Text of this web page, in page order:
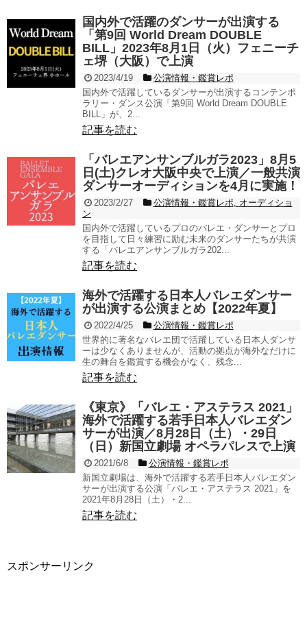
国内外で活躍のダンサーが出演する
「第9回 World Dream DOUBLE
BILL」2023年8月1日（火）フェニーチ
ェ堺（大阪）で上演
2023/4/19
公演情報・鑑賞レポ
国内外で活躍しているダンサーが出演するコンテンポ
ラリー・ダンス公演「第9回 World Dream DOUBLE
BILL」が、2...
記事を読む
「バレエアンサンブルガラ2023」8月5
日(土)クレオ大阪中央で上演／一般共演
ダンサーオーディションを4月に実施！
2023/2/27 公演情報・鑑賞レポ
オーディショ
ン
国内外で活躍しているプロのバレエ・ダンサーとプロ
を目指して日々練習に励む未来のダンサーたちが共演
する「バレエアンサンブルガラ202...
記事を読む
海外で活躍する日本人バレエダンサー
が出演する公演まとめ【2022年夏】
2022/4/25
公演情報・鑑賞レポ
世界的に著名なバレエ団で活躍している日本人ダンサ
ーは少なくありませんが、活動の拠点が海外なだけに
生の舞台を鑑賞する機会がなく、残念...
記事を読む
《東京》「バレエ・アステラス 2021」
海外で活躍する若手日本人バレエダン
サーが出演／8月28日（土）・29日
（日）新国立劇場 オペラパレスで上演
2021/6/8
公演情報・鑑賞レポ
新国立劇場は、海外で活躍する若手日本人バレエダン
サーが出演する公演「バレエ・アステラス 2021」を
2021年8月28日（土）・2...
記事を読む
スポンサーリンク